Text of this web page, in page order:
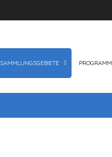
SAMMLUNGSGEBIETE PROGRAMM